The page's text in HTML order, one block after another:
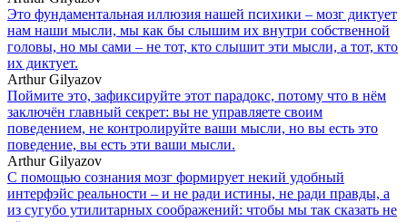
Это фундаментальная иллюзия нашей психики – мозг диктует
нам наши мысли, мы как бы слышим их внутри собственной
головы, но мы сами – не тот, кто слышит эти мысли, а тот, кто
их диктует.
Arthur Gilyazov
Поймите это, зафиксируйте этот парадокс, потому что в нём
заключён главный секрет: вы не управляете своим
поведением, не контролируйте ваши мысли, но вы есть это
поведение, вы есть эти ваши мысли.
Arthur Gilyazov
С помощью сознания мозг формирует некий удобный
интерфэйс реальности – и не ради истины, не ради правды, а
из сугубо утилитарных соображений: чтобы мы так сказать не